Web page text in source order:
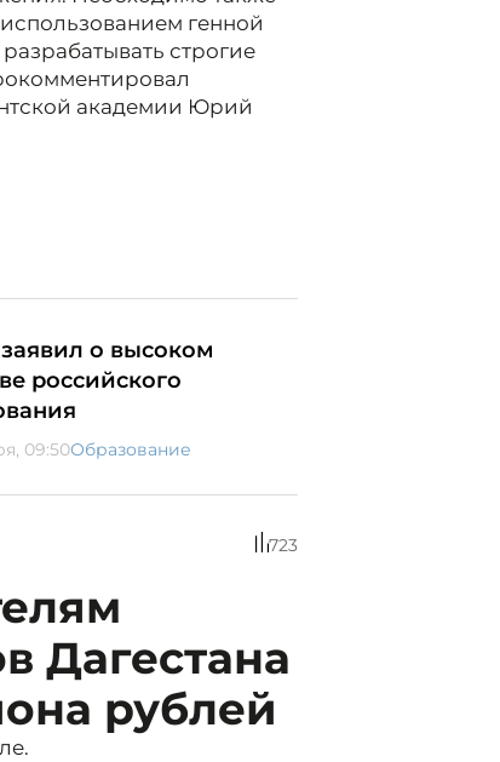
генной
строгие
академии Юрий
о высоком
российского
09:50Образование
723
Дагестана
рублей